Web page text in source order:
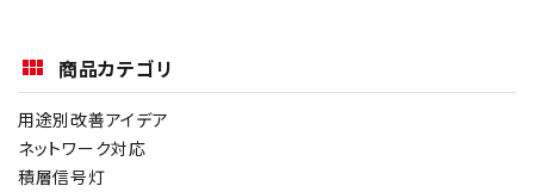
散光式警光灯
オプション
商品カテゴリ
用途別改善アイデア
ネットワーク対応
積層信号灯